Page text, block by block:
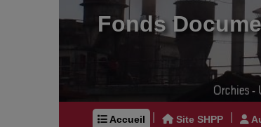
Fonds
Accueil Site SHPP